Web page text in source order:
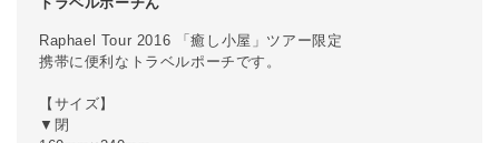
Raphael Tour 2016 「癒し小屋」 ツアー限定
携帯に便利なトラベルポーチです。
【サイズ】
▼閉